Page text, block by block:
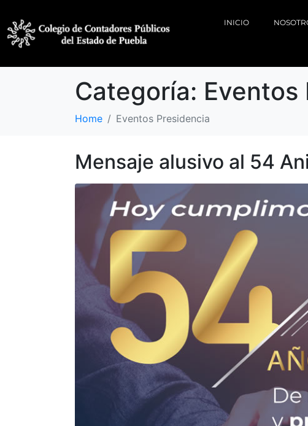
INICIO
Categoría: Eventos
Home Eventos Presidencia
Mensaje alusivo al 54